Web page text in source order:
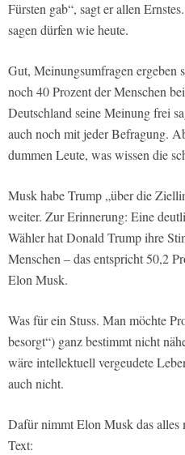
Fürsten gab“, sagt er allen
sagen dürfen wie heute.
Gut, Meinungsumfragen ergeben
noch 40 Prozent der Menschen
Deutschland seine Meinung frei
auch noch mit jeder Befragung.
dummen Leute, was wissen die
Musk habe Trump „über die
weiter. Zur Erinnerung: Eine
Wähler hat Donald Trump ihre
Menschen – das entspricht 50,2
Elon Musk.
Was für ein Stuss. Man möchte
besorgt“) ganz bestimmt nicht
wäre intellektuell vergeudete
auch nicht.
Dafür nimmt Elon Musk das alles
Text: